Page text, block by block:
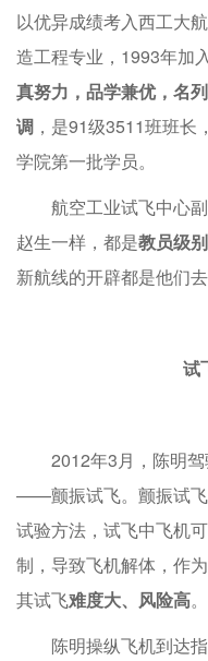
以优异成绩考入西工大
造工程专业，1993年加
真努力，品学兼优，名
调 ，是91级3511班班
学院第一批学员。
航空工业试飞中心
赵生一样，都是教员级
新航线的开辟都是他们去
试
2012年3月，陈明
——颤振试飞。颤振试飞
试验方法，试飞中飞机
制，导致飞机解体，作
其试飞难度大、风险高。
陈明操纵飞机到达